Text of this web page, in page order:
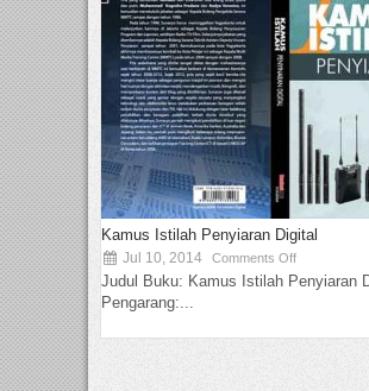
Kamus Istilah Penyiaran Digital
Jul 10, 2014 Comments Off
Judul Buku: Kamus Istilah Penyiaran
Pengarang:...